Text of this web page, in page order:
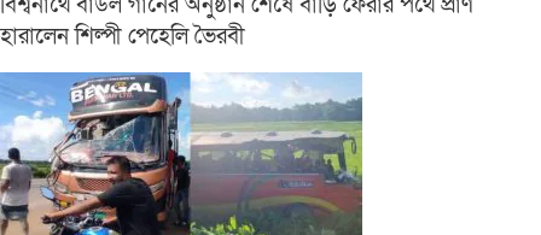
হারালেন শিল্পী পেহেলি ভৈরবী